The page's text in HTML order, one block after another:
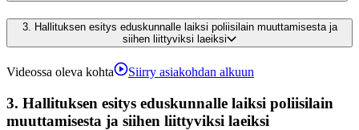
3. Hallituksen esitys eduskunnalle laiksi poliisilain muuttamisesta ja
siihen liittyviksi laeiksi
Videossa oleva kohta Siirry asiakohdan alkuun
3. Hallituksen esitys eduskunnalle laiksi poliisilain
muuttamisesta ja siihen liittyviksi laeiksi